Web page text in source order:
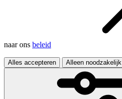
naar ons beleid
Alles accepteren Alleen noodzakelijk